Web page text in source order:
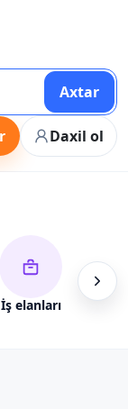
Axtar
Daxil ol
İş elanları Alış-